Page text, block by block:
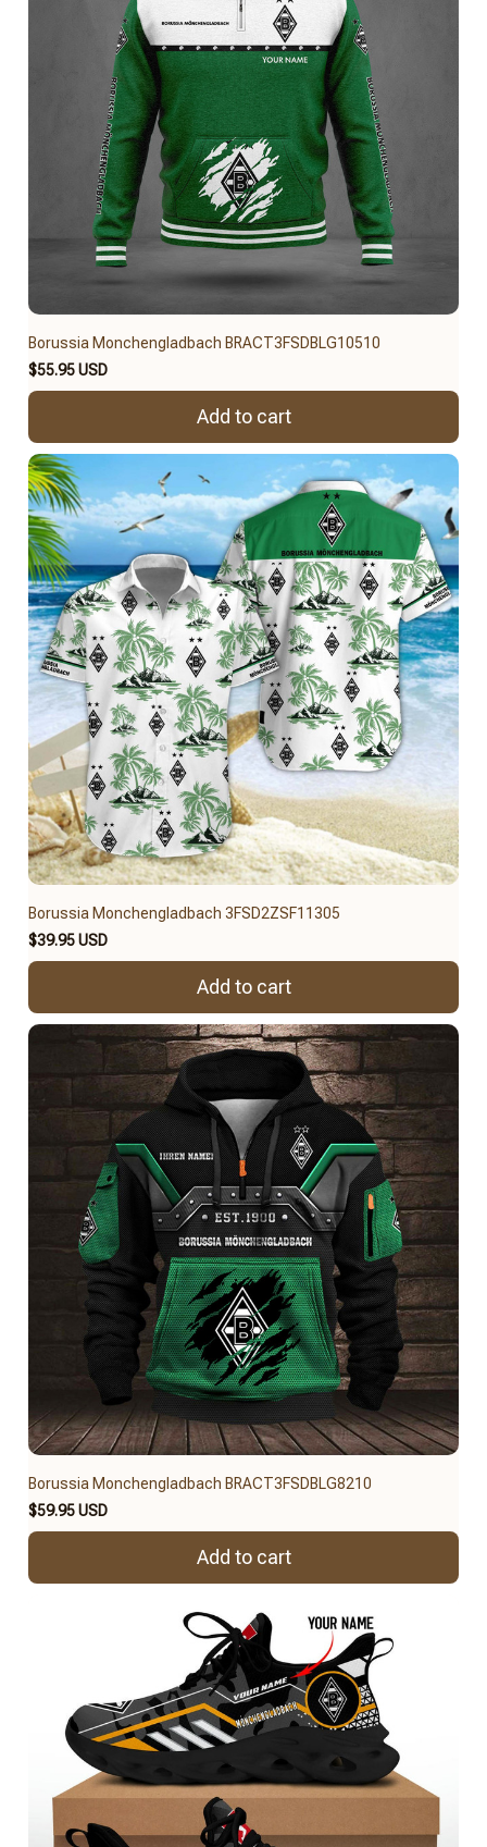
Borussia Monchengladbach BRACT3FSDBLG10510
$55.95 USD
Add to cart
Borussia Monchengladbach 3FSD2ZSF11305
$39.95 USD
Add to cart
Borussia Monchengladbach BRACT3FSDBLG8210
$59.95 USD
Add to cart